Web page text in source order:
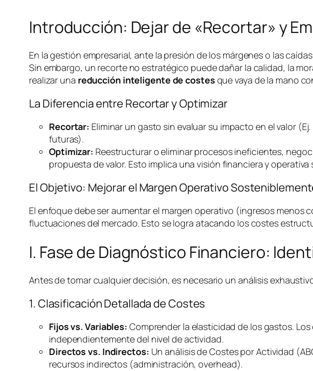
Introducción: Dejar de «Recortar» y
En la gestión empresarial, ante la presión de los márgenes o las
Sin embargo, un recorte no estratégico puede dañar la calidad, la
realizar una reducción inteligente de costes que vaya de la mano
La Diferencia entre Recortar y Optimizar
Recortar: Eliminar un gasto sin evaluar su impacto en el valor
futuras).
Optimizar: Reestructurar o eliminar procesos ineficientes,
propuesta de valor. Esto implica una visión financiera y operativa
El Objetivo: Mejorar el Margen Operativo
El enfoque debe ser aumentar el margen operativo (ingresos menos
fluctuaciones del mercado. Esto se logra atacando los costes
I. Fase de Diagnóstico Financiero:
Antes de tomar cualquier decisión, es necesario un análisis
1. Clasificación Detallada de Costes
Fijos vs. Variables: Comprender la elasticidad de los gastos.
independientemente del nivel de actividad.
Directos vs. Indirectos: Un análisis de Costes por Actividad
recursos indirectos (administración,overhead).